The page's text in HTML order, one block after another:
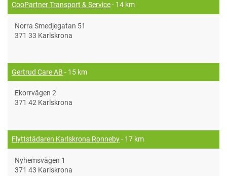
CooPartner Transport & Service- 14 km
Norra Smedjegatan 51
371 33 Karlskrona
Gertrud Care AB - 15 km
Ekorrvägen 2
371 42 Karlskrona
Flyttstädaren Karlskrona Ronneby- 17 km
Nyhemsvägen 1
371 43 Karlskrona